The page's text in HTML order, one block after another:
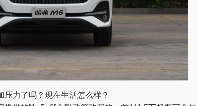
力了吗？现在生活怎么样？